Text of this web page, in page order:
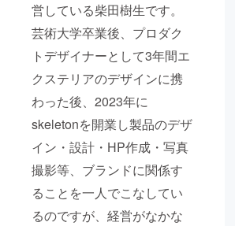
営している柴田樹生です。
芸術大学卒業後、プロダク
トデザイナーとして3年間エ
クステリアのデザインに携
わった後、2023年に
skeletonを開業し製品のデザ
イン・設計・HP作成・写真
撮影等、ブランドに関係す
ることを一人でこなしてい
るのですが、経営がなかな